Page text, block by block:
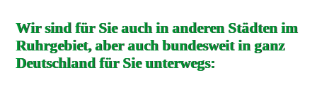
Wir sind für Sie auch in anderen Städten im
Ruhrgebiet, aber auch bundesweit in ganz
Deutschland für Sie unterwegs: